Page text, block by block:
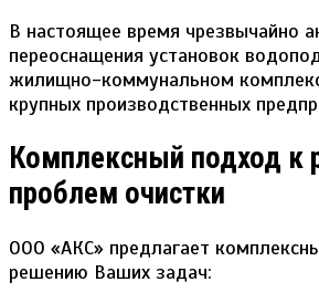
В настоящее время чрезвычайно
переоснащения установок
жилищно-коммунальном
крупных производственных
Комплексный подход к
проблем очистки
ООО «АКС» предлагает
решению Ваших задач: